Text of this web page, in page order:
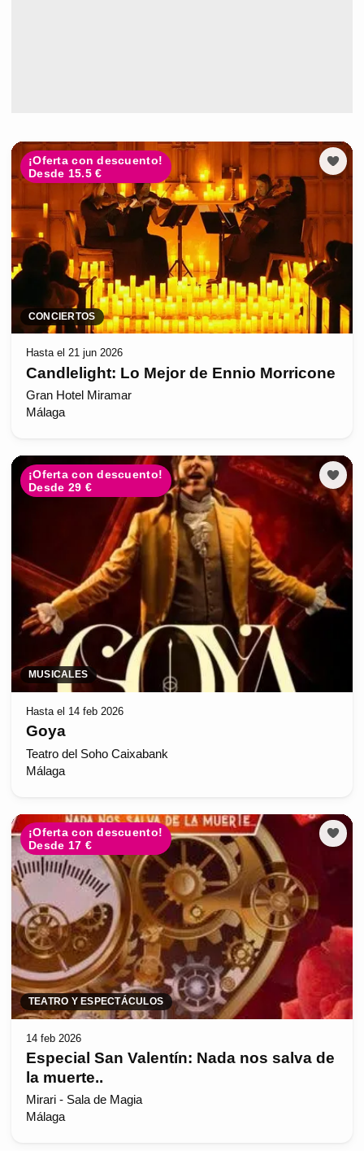
¡Oferta con descuento!
Desde 15.5 €
CONCIERTOS
Hasta el 21 jun 2026
Candlelight: Lo Mejor de Ennio Morricone
Gran Hotel Miramar
Málaga
¡Oferta con descuento!
Desde 29 €
MUSICALES
Hasta el 14 feb 2026
Goya
Teatro del Soho Caixabank
Málaga
¡Oferta con descuento!
Desde 17 €
TEATRO Y ESPECTÁCULOS
14 feb 2026
Especial San Valentín: Nada nos salva de
la muerte..
Mirari - Sala de Magia
Málaga